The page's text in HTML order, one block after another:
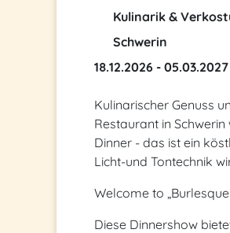
Kulinarik &
Schwerin
18.12.2026 - 05.03.2027
Kulinarischer Genuss
Restaurant in
Dinner - das ist ein
Licht-und Tontechnik
Welcome to
Diese Dinnershow